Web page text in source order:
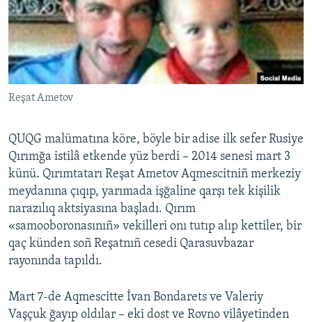
Reşat Ametov
QUQG malümatına köre, böyle bir adise ilk sefer Rusiye
Qırımğa istilâ etkende yüz berdi – 2014 senesi mart 3
künü. Qırımtatarı Reşat Ametov Aqmescitniñ merkeziy
meydanına çıqıp, yarımada işğaline qarşı tek kişilik
narazılıq aktsiyasına başladı. Qırım
«samooboronasınıñ» vekilleri onı tutıp alıp kettiler, bir
qaç künden soñ Reşatnıñ cesedi Qarasuvbazar
rayonında tapıldı.
Mart 7-de Aqmescitte İvan Bondarets ve Valeriy
Vaşçuk ğayıp oldılar – eki dost ve Rovno vilâyetinden